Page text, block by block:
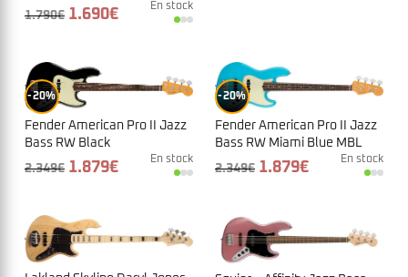
+ Flight N°N7205151
1.790€ Le
1.790€.
1.690€Le
En stock
20%
Fender American Pro II Jazz
Bass RW Black
2.349€ Le
2.349€.
1.879€Le
En stock
20%
Fender American Pro II Jazz
Bass RW Miami Blue MBL
2.349€ Le
2.349€.
1.879€Le
En stock